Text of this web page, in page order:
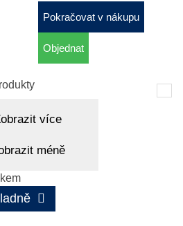
více
méně
Pokračovat v nákupu
Objednat